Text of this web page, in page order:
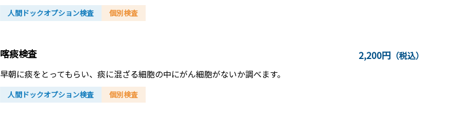
人間ドックオプション検査 個別検査
喀痰検査 2,200円 （税込）
早朝に痰をとってもらい、痰に混ざる細胞の中にがん細胞がないか調べます。
人間ドックオプション検査 個別検査